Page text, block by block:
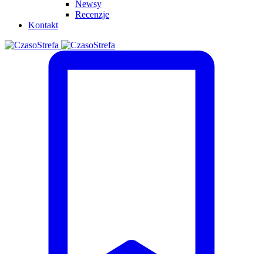
Newsy
Recenzje
Kontakt